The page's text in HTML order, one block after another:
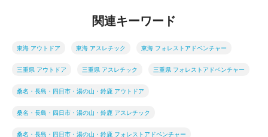
関連キーワード
東海 アウトドア 東海 アスレチック 東海 フォレストアドベンチャー
三重県 アウトドア 三重県 アスレチック 三重県 フォレストアドベンチャー
桑名・長島・四日市・湯の山・鈴鹿 アウトドア
桑名・長島・四日市・湯の山・鈴鹿 アスレチック
桑名・長島・四日市・湯の山・鈴鹿 フォレストアドベンチャー